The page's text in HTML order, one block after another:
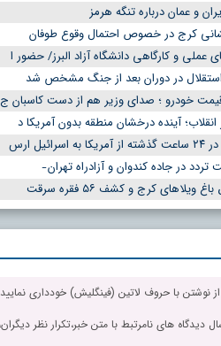
و عمان درباره تنگه هرمز
کرج در خصوص احتمال وقوع طوفان
و کارگاهی دانشگاه آزاد البرز/ حضور ا
در دوران بعد از جنگ مشخص شد
قیمت خودرو ؛ صدای وزیر هم از دست کاسبان ج
آینده درخشان منطقه بدون آمریکا د
در جاده کندوان و آزادراه تهران
کرج و کشف ۵۶ فقره سرقت
نوشتن با حروف لاتین (فینگلیش) خودداری
دیدگاه های نامرتبط با متن خبر،تکرار نظر